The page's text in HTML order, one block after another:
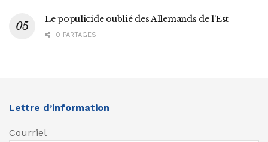
Le populicide oublié des Allemands de l’Est
0 PARTAGES
Lettre d’information
Courriel